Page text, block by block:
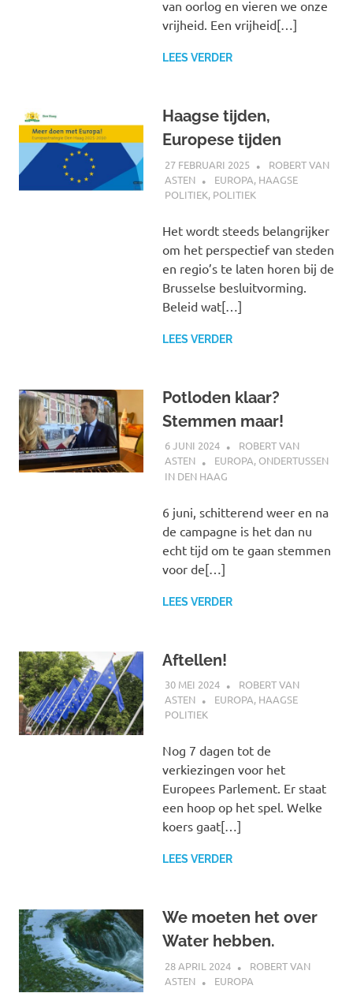
van oorlog en vieren we onze
vrijheid. Een vrijheid[…]
LEES VERDER
Haagse tijden,
Europese tijden
27 FEBRUARI 2025
ROBERT VAN
ASTEN
EUROPA, HAAGSE
POLITIEK, POLITIEK
Het wordt steeds belangrijker
om het perspectief van steden
en regio’s te laten horen bij de
Brusselse besluitvorming.
Beleid wat[…]
LEES VERDER
Potloden klaar?
Stemmen maar!
6 JUNI 2024
ROBERT VAN
ASTEN
EUROPA, ONDERTUSSEN
IN DEN HAAG
6 juni, schitterend weer en na
de campagne is het dan nu
echt tijd om te gaan stemmen
voor de[…]
LEES VERDER
Aftellen!
30 MEI 2024
ROBERT VAN
ASTEN
EUROPA, HAAGSE
POLITIEK
Nog 7 dagen tot de
verkiezingen voor het
Europees Parlement. Er staat
een hoop op het spel. Welke
koers gaat[…]
LEES VERDER
We moeten het over
Water hebben.
28 APRIL 2024
ROBERT VAN
ASTEN
EUROPA